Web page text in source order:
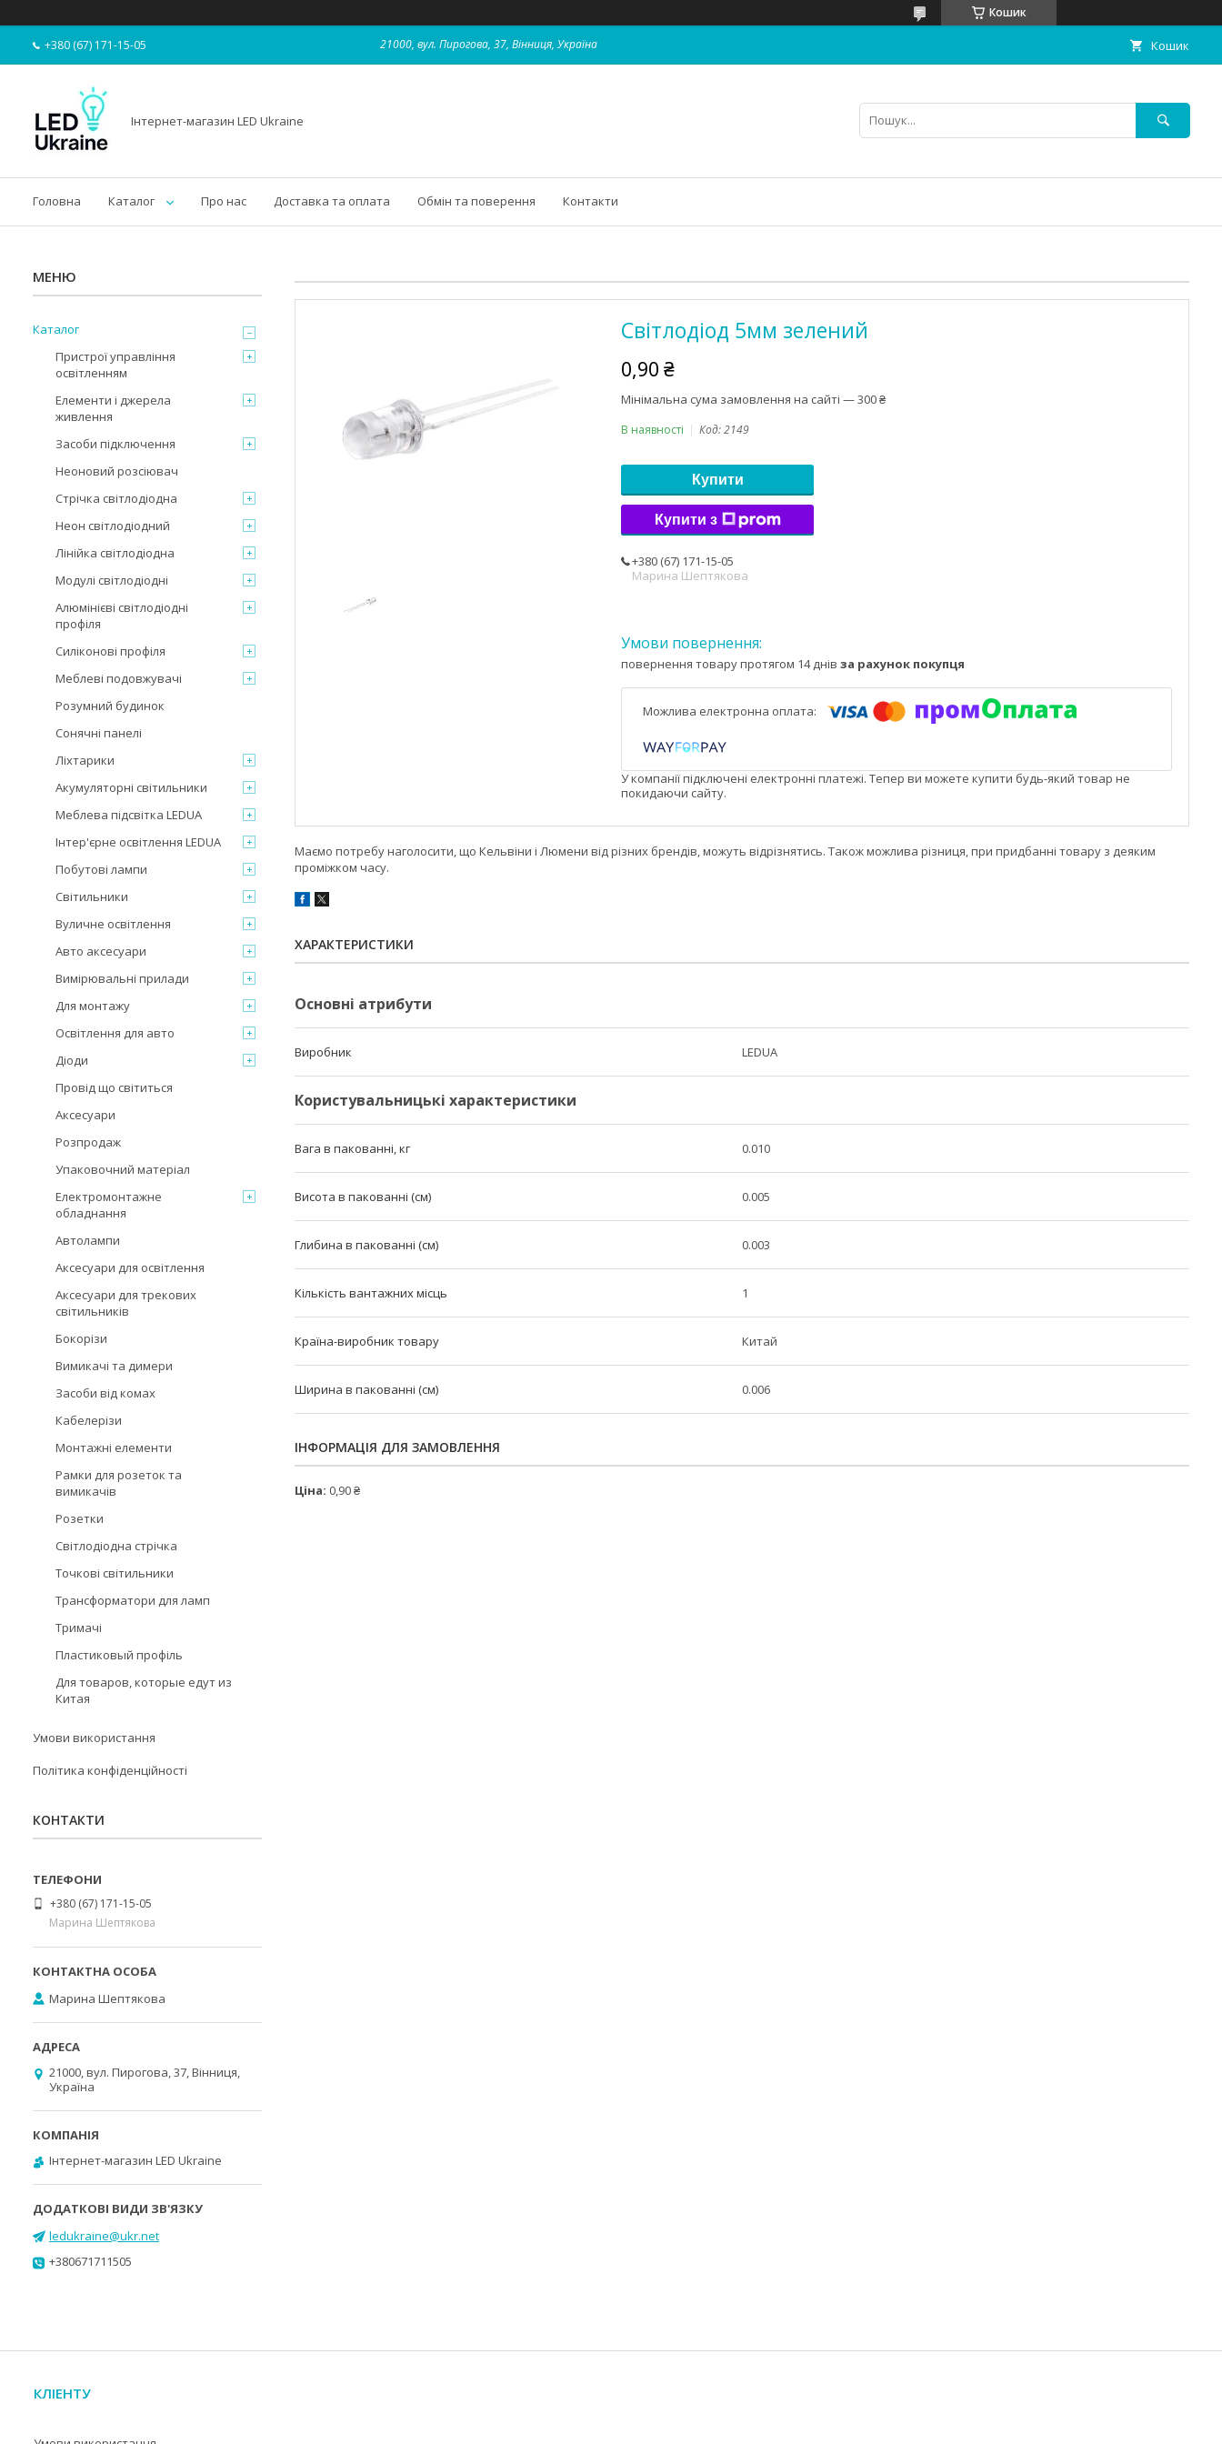
Кошик
+380 (67) 171-15-05 21000, вул. Пирогова, 37, Вінниця, Україна Кошик
Інтернет-магазин LED Ukraine
Головна Каталог Про нас Доставка та оплата Обмін та поверення Контакти
Світлодіод 5мм зелений
0,90 ₴
Мінімальна сума замовлення на сайті — 300 ₴
В наявності Код:2149
Купити
Купити з
+380 (67) 171-15-05
Марина Шептякова
повернення товару протягом 14 днів за рахунок покупця
У компанії підключені електронні платежі. Тепер ви можете купити будь-який товар не
покидаючи сайту.
Маємо потребу наголосити, що Кельвіни і Люмени від різних брендів, можуть відрізнятись. Також можлива різниця, при придбанні товару з деяким
проміжком часу.
ХАРАКТЕРИСТИКИ
Основні атрибути
Виробник LEDUA
Користувальницькі характеристики
Вага в пакованні, кг 0.010
Висота в пакованні (см) 0.005
Глибина в пакованні (см) 0.003
Кількість вантажних місць 1
Країна-виробник товару Китай
Ширина в пакованні (см) 0.006
ІНФОРМАЦІЯ ДЛЯ ЗАМОВЛЕННЯ
Ціна: 0,90 ₴
Каталог
Пристрої управління
освітленням
Елементи і джерела
живлення
Засоби підключення
Неоновий розсіювач
Стрічка світлодіодна
Неон світлодіодний
Лінійка світлодіодна
Модулі світлодіодні
Алюмінієві світлодіодні
профіля
Силіконові профіля
Меблеві подовжувачі
Розумний будинок
Сонячні панелі
Ліхтарики
Акумуляторні світильники
Меблева підсвітка LEDUA
Інтер'єрне освітлення LEDUA
Побутові лампи
Світильники
Вуличне освітлення
Авто аксесуари
Вимірювальні прилади
Для монтажу
Освітлення для авто
Діоди
Провід що світиться
Аксесуари
Розпродаж
Упаковочний матеріал
Електромонтажне
обладнання
Автолампи
Аксесуари для освітлення
Аксесуари для трекових
світильників
Бокорізи
Вимикачі та димери
Засоби від комах
Кабелерізи
Монтажні елементи
Рамки для розеток та
вимикачів
Розетки
Світлодіодна стрічка
Точкові світильники
Трансформатори для ламп
Тримачі
Пластиковый профіль
Для товаров, которые едут из
Китая
Умови використання
Політика конфіденційності
КОНТАКТИ
+380 (67) 171-15-05
Марина Шептякова
Марина Шептякова
21000, вул. Пирогова, 37, Вінниця,
Україна
Інтернет-магазин LED Ukraine
ledukraine@ukr.net
+380671711505
КЛІЕНТУ